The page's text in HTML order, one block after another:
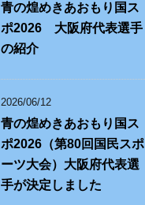
青の煌めきあおもり国ス
ポ2026 大阪府代表選手
の紹介
2026/06/12
青の煌めきあおもり国ス
ポ2026（第80回国民スポ
ーツ大会）大阪府代表選
手が決定しました